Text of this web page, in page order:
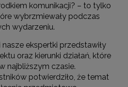
komunikacji? – to tylko
wybrzmiewały podczas
wydarzeniu.
ekspertki przedstawiły
oraz kierunki działań, które
najbliższym czasie.
potwierdziło, że temat